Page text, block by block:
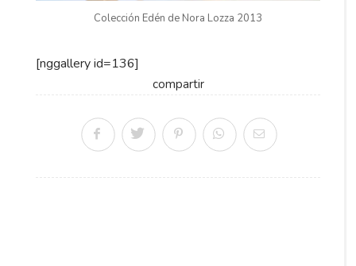
Colección Edén de Nora Lozza 2013
[nggallery id=136]
compartir